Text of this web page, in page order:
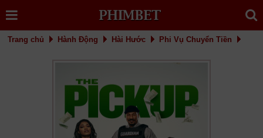
Trang chủ Hành Động Hài Hước Phi Vụ Chuyển Tiền